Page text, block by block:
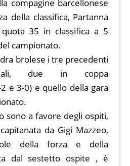
compagine barcellonese
della classifica, Partanna
35 in classifica a 5
campionato.
brolese i tre precedenti
due in coppa
e 3-0) e quello della gara
sono a favore degli ospiti,
da Gigi Mazzeo,
della forza e della
dal sestetto ospite , è